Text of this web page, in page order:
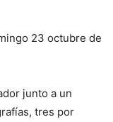
23 octubre de
junto a un
tres por